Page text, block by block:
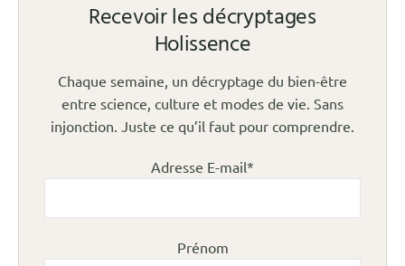
Recevoir les décryptages
Holissence
Chaque semaine, un décryptage du bien-être
entre science, culture et modes de vie. Sans
injonction. Juste ce qu’il faut pour comprendre.
Adresse E-mail*
Prénom